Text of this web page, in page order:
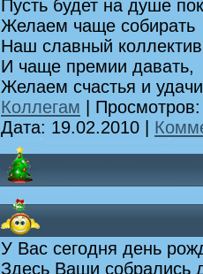
Пусть будет на душе
Желаем чаще собирать
Наш славный
И чаще премии давать,
Желаем счастья и
Коллегам |
Дата: 19.02.2010
У Вас сегодня день
Здесь Ваши собрались